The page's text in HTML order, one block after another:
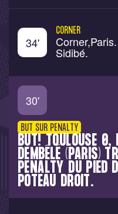
34'
CORNER
Sidibé.
30'
BUT SUR PENALTY
BUT! TOULOUSE 0,
DEMBÉLÉ (PARIS)
PENALTY DU PIED
POTEAU DROIT.